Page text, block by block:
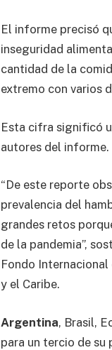
El informe precisó
inseguridad
cantidad de la
extremo con varios
Esta cifra significó
autores del informe.
“De este reporte
prevalencia del
grandes retos
de la pandemia”,
Fondo
y el Caribe.
Argentina, Brasil,
para un tercio de